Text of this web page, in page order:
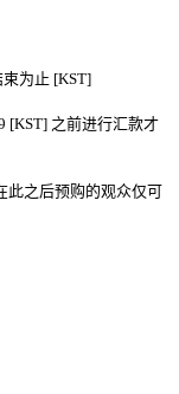
为止 [KST]
[KST] 之前进行汇款才
此之后预购的观众仅可